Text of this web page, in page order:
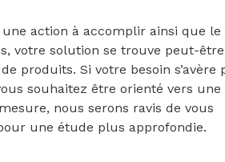
une action à accomplir ainsi que le
votre solution se trouve peut-
produits. Si votre besoin s’avère
souhaitez être orienté vers une
nous serons ravis de vous
une étude plus approfondie.